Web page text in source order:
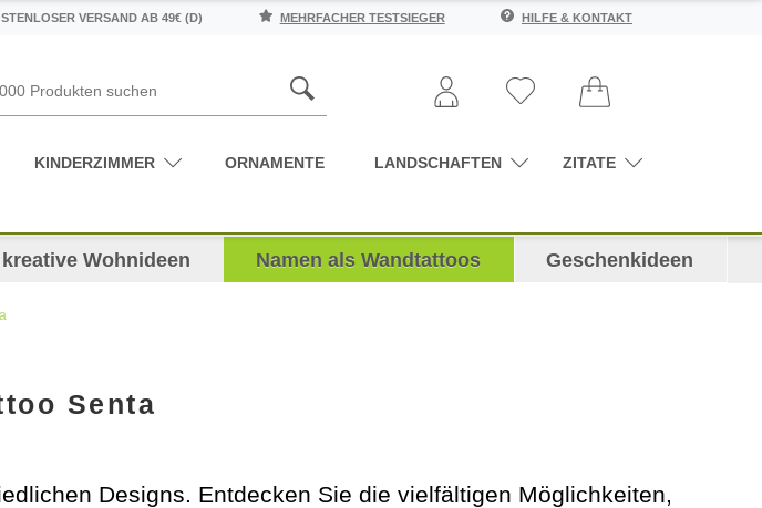
VERSAND AB 49€ (D) MEHRFACHER TESTSIEGER HILFE & KONTAKT
KINDERZIMMER ORNAMENTE LANDSCHAFTEN ZITATE
kreative Wohnideen Namen als Wandtattoos Geschenkideen
Senta
Designs. Entdecken Sie die vielfältigen Möglichkeiten,